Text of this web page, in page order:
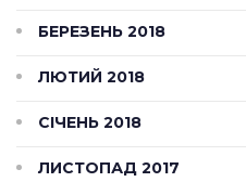
БЕРЕЗЕНЬ 2018
ЛЮТИЙ 2018
СІЧЕНЬ 2018
ЛИСТОПАД 2017